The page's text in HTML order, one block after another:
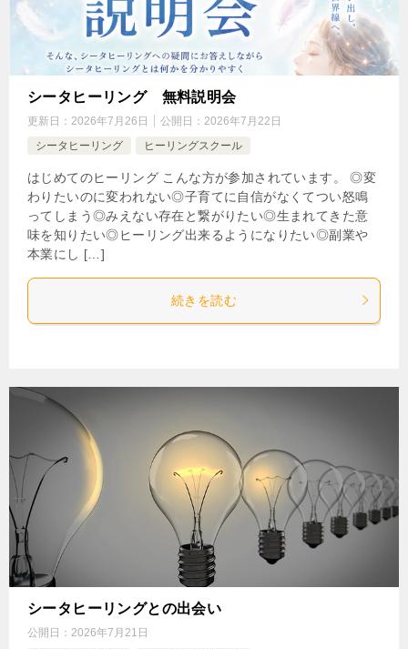
シータヒーリング 無料説明会
更新日： 2026年7月26日 公開日： 2026年7月22日
シータヒーリング
ヒーリングスクール
はじめてのヒーリング こんな方が参加されています。 ◎変
わりたいのに変われない◎子育てに自信がなくてつい怒鳴
ってしまう◎みえない存在と繋がりたい◎生まれてきた意
味を知りたい◎ヒーリング出来るようになりたい◎副業や
本業にし […]
続きを読む
シータヒーリングとの出会い
公開日： 2026年7月21日